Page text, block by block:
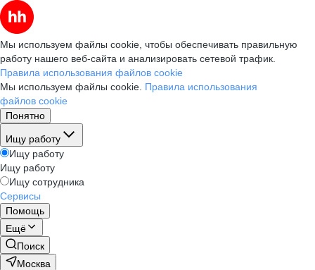
Мы используем файлы cookie, чтобы обеспечивать правильную
работу нашего веб-сайта и анализировать сетевой трафик.
Правила использования файлов cookie
Мы используем файлы cookie. Правила использования
файлов cookie
Понятно
Ищу работу
Ищу работу
Ищу работу
Ищу сотрудника
Сервисы
Помощь
Ещё
Поиск
Москва